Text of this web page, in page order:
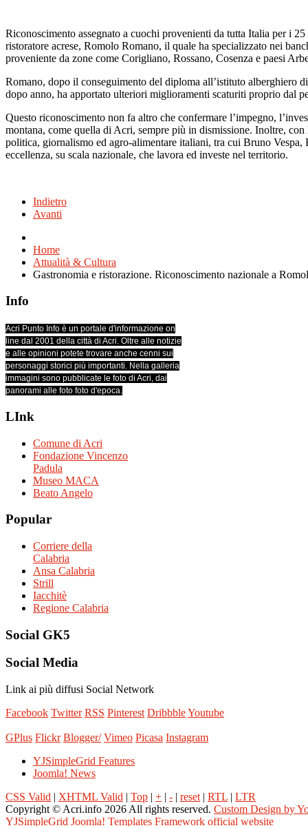
Riconoscimento assegnato a cuochi provenienti da tutta Italia per i
ristoratore acrese, Romolo Romano, il quale ha specializzato nei
proveniente da zone come Corigliano, Rossano, Cosenza e paesi
Romano, dopo il conseguimento del diploma all’istituto alberghiero
dopo anno, ha apportato ulteriori miglioramenti scaturiti proprio dal
Questo riconoscimento non fa altro che confermare l’impegno,
montana, come quella di Acri, sempre più in dismissione. Inoltre,
politica, giornalismo ed agro-alimentare italiani, tra cui Bruno
eccellenza, su scala nazionale, che lavora ed investe nel territorio.
Indietro
Avanti
Home
Attualità & Cultura
Gastronomia e ristorazione. Riconoscimento nazionale a
Info
Acri Punto Info è un portale d'informazione on
line dal 2001 della città di Acri. Oltre alle notizie
e alle opinioni potete trovare anche cenni sui
personaggi storici più importanti. Nella galleria
immagini sono pubblicate le foto di Acri, dai
panorami alle foto foto d'epoca.
LInk
Comune di Acri
Fondazione Vincenzo
Padula
Museo MACA
Beato Angelo
Popular
Corriere della
Calabria
Ansa Calabria
Strill
Iacchitè
Regione Calabria
Social GK5
Social Media
Link ai più diffusi Social Network
Facebook Twitter RSS Pinterest DribbbleYoutube
GPlus Flickr Blogger/ Vimeo Picasa Instagram
YJSimpleGrid Features
Joomla! News
CSS Valid | XHTML Valid | Top | + | - | reset | RTL | LTR
Copyright © Acri.info 2026 All rights reserved. Custom Design by
YJSimpleGrid Joomla! Templates Framework official website